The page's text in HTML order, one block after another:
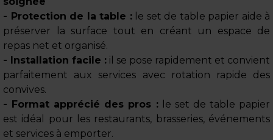
- Protection de la table :le set de table papier aide à
préserver la surface tout en créant un espace de
repas net et organisé.
- Installation facile : il se pose rapidement et convient
parfaitement aux services avec rotation rapide des
convives.
- Format apprécié des pros :le set de table papier
est idéal pour les restaurants, brasseries, événements
et services à emporter.